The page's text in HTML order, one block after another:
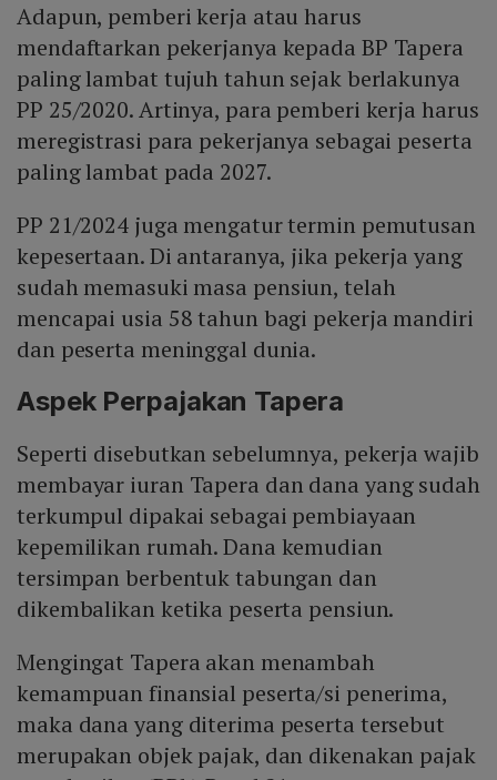
Adapun, pemberi kerja atau harus
mendaftarkan pekerjanya kepada BP Tapera
paling lambat tujuh tahun sejak berlakunya
PP 25/2020. Artinya, para pemberi kerja harus
meregistrasi para pekerjanya sebagai peserta
paling lambat pada 2027.
PP 21/2024 juga mengatur termin pemutusan
kepesertaan. Di antaranya, jika pekerja yang
sudah memasuki masa pensiun, telah
mencapai usia 58 tahun bagi pekerja mandiri
dan peserta meninggal dunia.
Aspek Perpajakan Tapera
Seperti disebutkan sebelumnya, pekerja wajib
membayar iuran Tapera dan dana yang sudah
terkumpul dipakai sebagai pembiayaan
kepemilikan rumah. Dana kemudian
tersimpan berbentuk tabungan dan
dikembalikan ketika peserta pensiun.
Mengingat Tapera akan menambah
kemampuan finansial peserta/si penerima,
maka dana yang diterima peserta tersebut
merupakan objek pajak, dan dikenakan pajak